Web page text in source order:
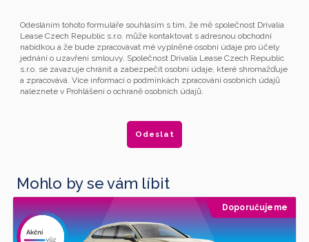
Odesláním tohoto formuláře souhlasím s tím, že mě společnost Drivalia
Lease Czech Republic s.r.o. může kontaktovat s adresnou obchodní
nabídkou a že bude zpracovávat mé vyplněné osobní údaje pro účely
jednání o uzavření smlouvy. Společnost Drivalia Lease Czech Republic
s.r.o. se zavazuje chránit a zabezpečit osobní údaje, které shromažďuje
a zpracovává. Více informací o podmínkách zpracování osobních údajů
naleznete v Prohlášení o ochraně osobních údajů.
Mohlo by se vám líbit
Doporučujeme